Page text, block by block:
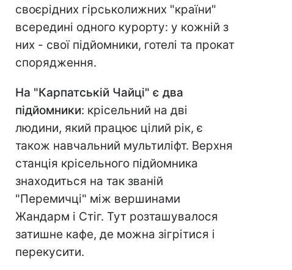
своєрідних гірськолижних "країни"
всередині одного курорту: у кожній з
них - свої підйомники, готелі та прокат
спорядження.
На "Карпатській Чайці" є два
підйомники: крісельний на дві
людини, який працює цілий рік, є
також навчальний мультиліфт. Верхня
станція крісельного підйомника
знаходиться на так званій
"Перемичці" між вершинами
Жандарм і Стіг. Тут розташувалося
затишне кафе, де можна зігрітися і
перекусити.